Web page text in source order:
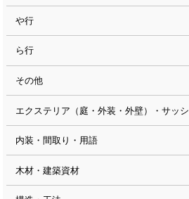
や行
ら行
その他
エクステリア（庭・外装・外壁）・サッシ
内装・間取り・用語
木材・建築資材